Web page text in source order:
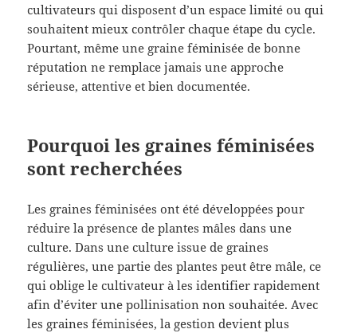
cultivateurs qui disposent d’un espace limité ou qui
souhaitent mieux contrôler chaque étape du cycle.
Pourtant, même une graine féminisée de bonne
réputation ne remplace jamais une approche
sérieuse, attentive et bien documentée.
Pourquoi les graines féminisées
sont recherchées
Les graines féminisées ont été développées pour
réduire la présence de plantes mâles dans une
culture. Dans une culture issue de graines
régulières, une partie des plantes peut être mâle, ce
qui oblige le cultivateur à les identifier rapidement
afin d’éviter une pollinisation non souhaitée. Avec
les graines féminisées, la gestion devient plus